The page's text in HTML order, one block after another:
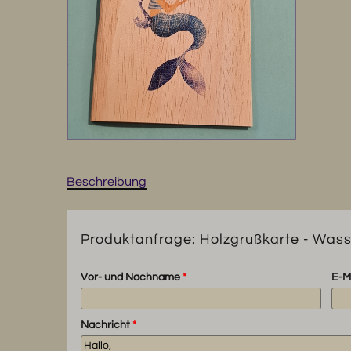
Beschreibung
Produktanfrage: Holzgrußkarte -
Vor- und Nachname* E-
Nachricht*